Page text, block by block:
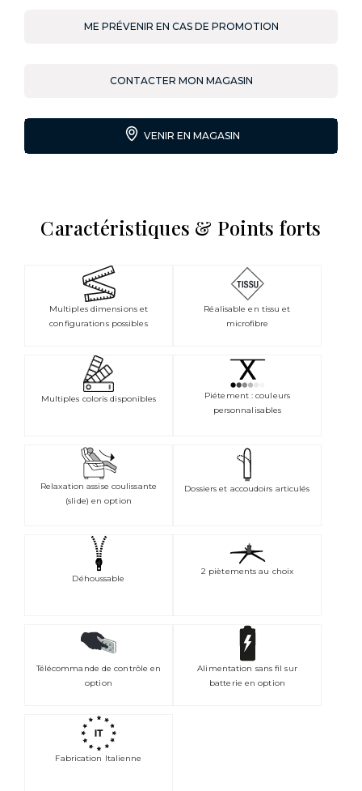
ME PRÉVENIR EN CAS DE PROMOTION
CONTACTER MON MAGASIN
VENIR EN MAGASIN
Caractéristiques & Points forts
Multiples dimensions et
configurations possibles
Réalisable en tissu et
microfibre
Multiples coloris disponibles
Piétement : couleurs
personnalisables
Relaxation assise coulissante
(slide) en option
Dossiers et accoudoirs articulés
Déhoussable
2 piètements au choix
Télécommande de contrôle en
option
Alimentation sans fil sur
batterie en option
Fabrication Italienne